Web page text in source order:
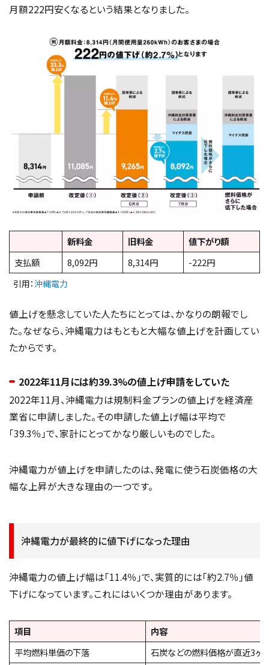
月額222円安くなるという結果となりました。
新料金 旧料金
値下がり額
支払額
8,092円 8,314円 -222円
引用：沖縄電力
値上げを懸念していた人たちにとっては、かなりの朗報でし
た。なぜなら、沖縄電力はもともと大幅な値上げを計画してい
たからです。
2022年11月には約39.3%の値上げ申請をしていた
2022年11月、沖縄電力は規制料金プランの値上げを経済産
業省に申請しました。その申請した値上げ幅は平均で
「39.3％」で、家計にとってかなり厳しいものでした。
沖縄電力が値上げを申請したのは、発電に使う石炭価格の大
幅な上昇が大きな理由の一つです。
沖縄電力が最終的に値下げになった理由
沖縄電力の値上げ幅は「11.4％」で、実質的には「約2.7％」値
下げになっています。これにはいくつか理由があります。
項目
内容
平均燃料単価の下落
石炭などの燃料価格が直近3ヶ